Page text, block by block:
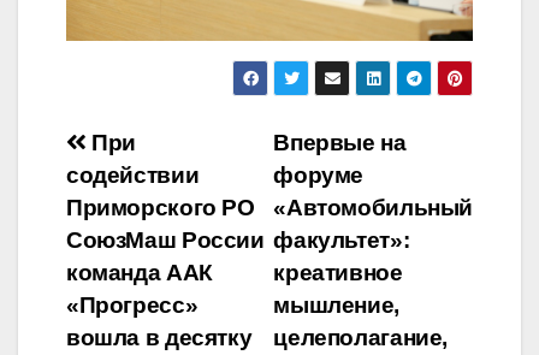
Навигация
по
записям
Впервые на
форуме
«Автомобильный
факультет»:
креативное
мышление,
целеполагание,
При
содействии
Приморского РО
СоюзМаш России
команда ААК
«Прогресс»
вошла в десятку